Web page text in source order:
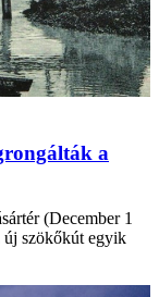
a
(December 1
új szökőkút egyik